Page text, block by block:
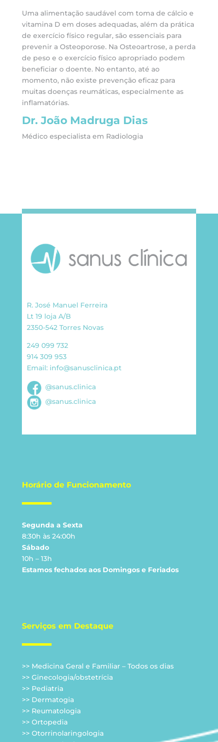
Uma alimentação saudável com toma de cálcio e
vitamina D em doses adequadas, além da prática
de exercício físico regular, são essenciais para
prevenir a Osteoporose. Na Osteoartrose, a perda
de peso e o exercício físico apropriado podem
beneficiar o doente. No entanto, até ao
momento, não existe prevenção eficaz para
muitas doenças reumáticas, especialmente as
inflamatórias.
Dr. João Madruga Dias
Médico especialista em Radiologia
R. José Manuel Ferreira
Lt 19 loja A/B
2350-542 Torres Novas
249 099 732
914 309 953
Email: info@sanusclinica.pt
@sanus.clinica
@sanus.clinica
Horário de Funcionamento
Segunda a Sexta
8:30h às 24:00h
Sábado
10h – 13h
Estamos fechados aos Domingos e Feriados
Serviços em Destaque
>> Medicina Geral e Familiar – Todos os dias
>> Ginecologia/obstetrícia
>> Pediatria
>> Dermatogia
>> Reumatologia
>> Ortopedia
>> Otorrinolaringologia